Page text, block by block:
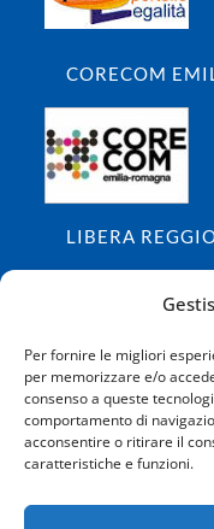
Per fornire le migliori
per memorizzare e/o
consenso a queste
comportamento di
acconsentire o ritirare il
caratteristiche e funzioni.
CORECOM
LIBERA
ISCRIVITI ALLA
Ho letto e